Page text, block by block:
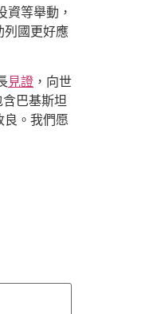
等舉動，
列國更好應
見證 ，向世
巴基斯坦
良。我們愿